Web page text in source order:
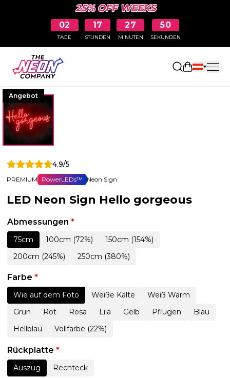
25% OFF WEEKS
02
TAGE
17
STUNDEN
27
MINUTEN
50
SEKUNDEN
Angebot
4.9/5
PREMIUM PowerLEDs™ Neon Sign
LED Neon Sign Hello gorgeous
Abmessungen *
75cm 100cm (72%)
150cm (154%)
200cm (245%)
250cm (380%)
Farbe *
Wie auf dem Foto Weiße Kälte
Weiß Warm
Grün
Rot Rosa Lila Gelb Pflügen
Blau
Hellblau
Vollfarbe (22%)
Rückplatte *
Auszug Rechteck